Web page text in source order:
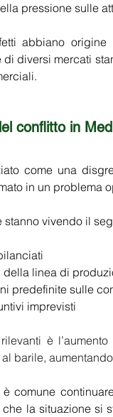
pressione sulle
abbiano
diversi mercati
conflitto in
come una
in un problema
vivendo il
della linea di
predefinite sulle
imprevisti
è
barile,
comune
la situazione si